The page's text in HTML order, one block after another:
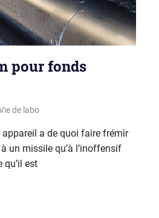
pour fonds
de labo
appareil a de quoi faire frémir
un missile qu’à l’inoffensif
qu’il est